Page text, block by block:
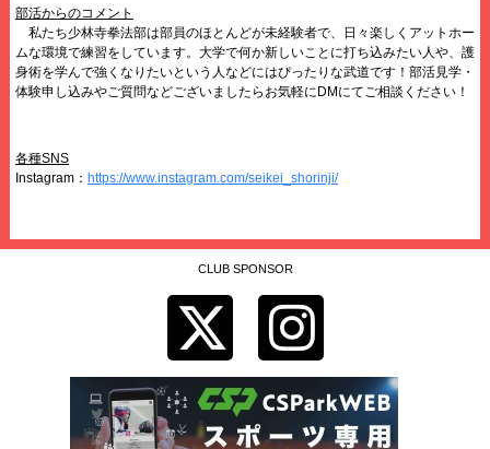
部活からのコメント
私たち少林寺拳法部は部員のほとんどが未経験者で、日々楽しくアットホー
ムな環境で練習をしています。大学で何か新しいことに打ち込みたい人や、護
身術を学んで強くなりたいという人などにはぴったりな武道です！部活見学・
体験申し込みやご質問などございましたらお気軽にDMにてご相談ください！
各種SNS
Instagram： https://www.instagram.com/seikei_shorinji/
CLUB SPONSOR